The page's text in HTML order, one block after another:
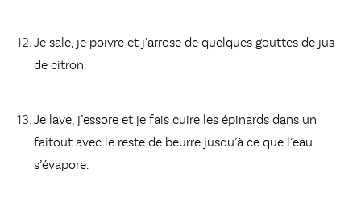
Je sale, je poivre et j’arrose de quelques gouttes de jus
de citron.
Je lave, j’essore et je fais cuire les épinards dans un
faitout avec le reste de beurre jusqu’à ce que l’eau
s’évapore.